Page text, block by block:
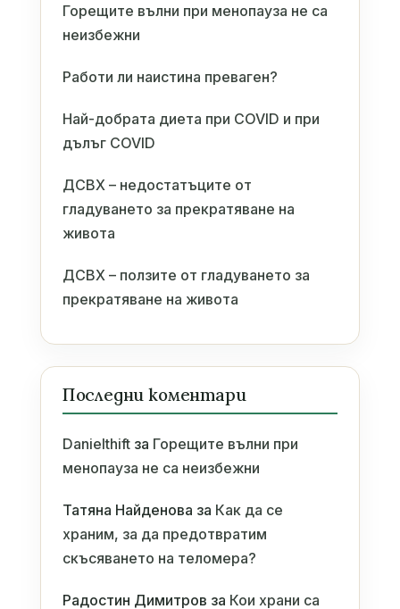
Горещите вълни при менопауза не са
неизбежни
Работи ли наистина преваген?
Най-добрата диета при COVID и при
дълъг COVID
ДСВХ – недостатъците от
гладуването за прекратяване на
живота
ДСВХ – ползите от гладуването за
прекратяване на живота
Последни коментари
Danielthiftза Горещите вълни при
менопауза не са неизбежни
Татяна Найденова за Как да се
храним, за да предотвратим
скъсяването на теломера?
Радостин Димитров за Кои храни са